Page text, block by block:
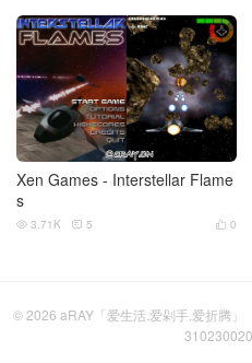
Xen Games - Interstellar Flame
s
 0
 3.71K  5
© 2026 aRAY「爱生活.爱剁手.爱折腾」